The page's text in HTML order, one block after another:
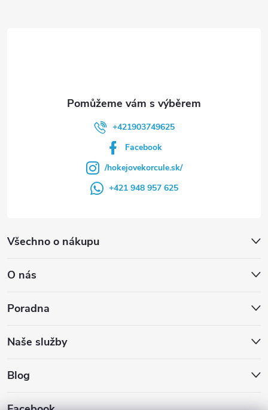
Všechno o nákupu
O nás
Poradna
Naše služby
Blog
+421903749625
Facebook
/hokejovekorcule.sk/
+421 948 957 625